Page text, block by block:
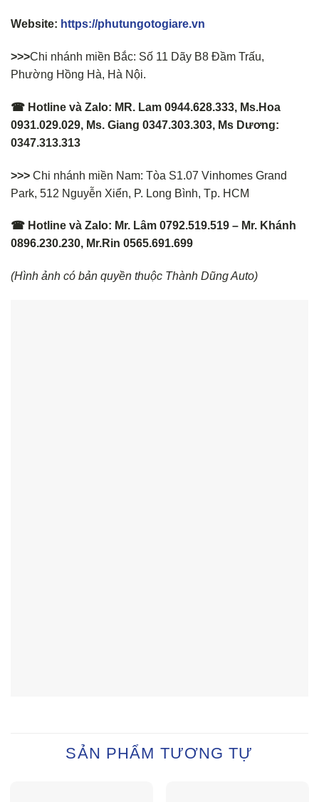
Website: https://phutungotogiare.vn
>>>Chi nhánh miền Bắc: Số 11 Dãy B8 Đầm Trấu,
Phường Hồng Hà, Hà Nội.
☎ Hotline và Zalo: MR. Lam 0944.628.333, Ms.Hoa
0931.029.029, Ms. Giang 0347.303.303, Ms Dương:
0347.313.313
>>> Chi nhánh miền Nam: Tòa S1.07 Vinhomes Grand
Park, 512 Nguyễn Xiển, P. Long Bình, Tp. HCM
☎ Hotline và Zalo: Mr. Lâm 0792.519.519 – Mr. Khánh
0896.230.230, Mr.Rin 0565.691.699
(Hình ảnh có bản quyền thuộc Thành Dũng Auto)
SẢN PHẨM TƯƠNG TỰ